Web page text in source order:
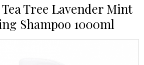
Tree Lavender Mint
Shampoo 1000ml